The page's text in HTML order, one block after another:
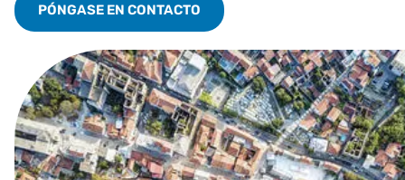
PÓNGASE EN CONTACTO